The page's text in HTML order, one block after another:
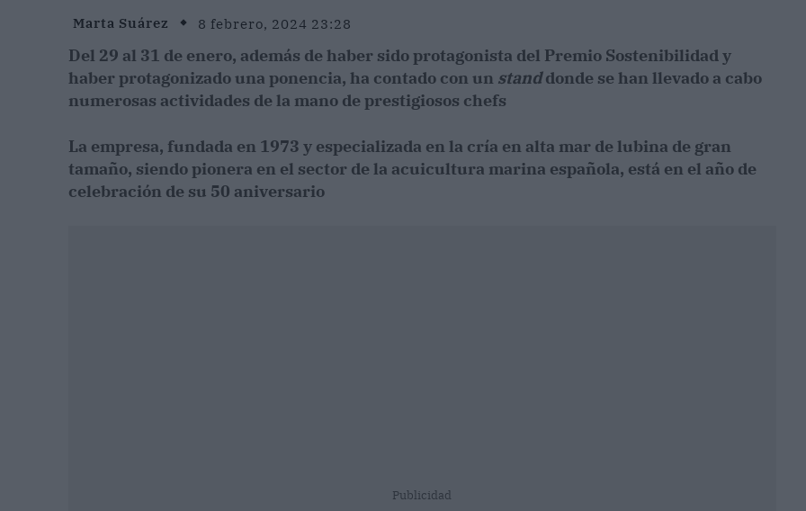
Marta Suárez 8 febrero, 2024 23:28
Del 29 al 31 de enero, además de haber sido protagonista del Premio Sostenibilidad y
haber protagonizado una ponencia, ha contado con un standdonde se han llevado a cabo
numerosas actividades de la mano de prestigiosos chefs
La empresa, fundada en 1973 y especializada en la cría en alta mar de lubina de gran
tamaño, siendo pionera en el sector de la acuicultura marina española, está en el año de
celebración de su 50 aniversario
Publicidad